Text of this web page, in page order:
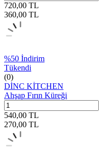
720,00 TL
360,00 TL
%50 İndirim
Tükendi
(0)
DİNC KİTCHEN
Ahşap Fırın Küreği
540,00 TL
270,00 TL